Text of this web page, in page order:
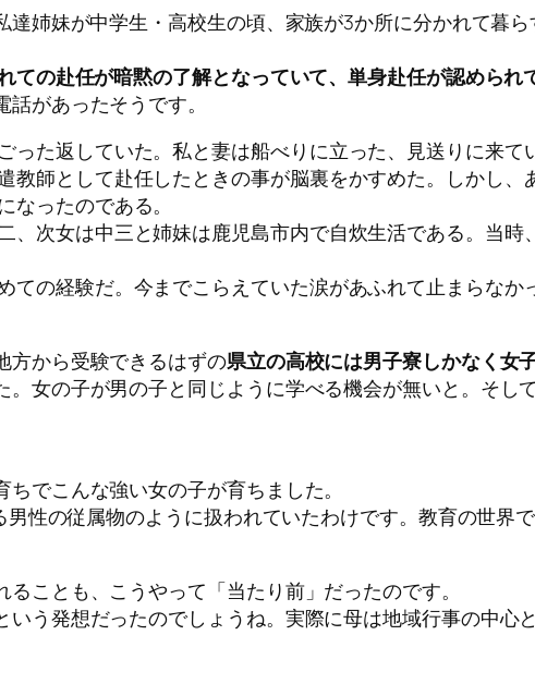
姉妹が中学生・高校生の頃、家族が3か所に分かれて暮
ての赴任が暗黙の了解となっていて、単身赴任が認められ
があったそうです。
った返していた。私と妻は船べりに立った、見送りに来て
教師として赴任したときの事が脳裏をかすめた。しかし
ったのである。
、次女は中三と姉妹は鹿児島市内で自炊生活である。当
の経験だ。今までこらえていた涙があふれて止まらなか
方から受験できるはずの県立の高校には男子寮しかなく女
女の子が男の子と同じように学べる機会が無いと。そし
でこんな強い女の子が育ちました。
男性の従属物のように扱われていたわけです。教育の世界
ことも、こうやって「当たり前」だったのです。
う発想だったのでしょうね。実際に母は地域行事の中心